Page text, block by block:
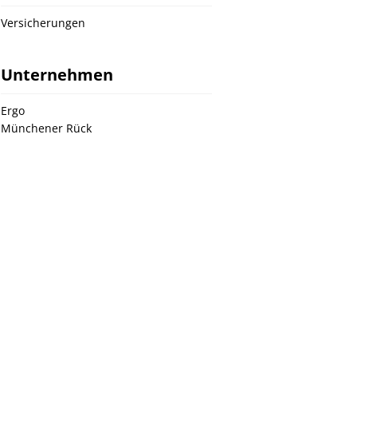
Versicherungen
Unternehmen
Ergo
Münchener Rück